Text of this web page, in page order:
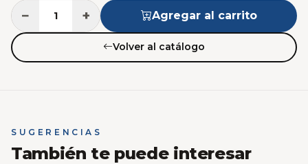
− + Agregar al carrito
Volver al catálogo
SUGERENCIAS
También te puede interesar